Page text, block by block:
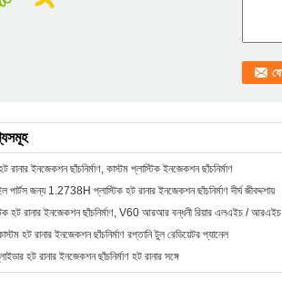
রানার ইনজেকশন ছাঁচনির্মাণ, কাস্টম প্লাস্টিক ইনজেকশন ছাঁচনির্মাণ
পার্টস জন্য 1.2738H প্লাস্টিক হট রানার ইনজেকশন ছাঁচনির্মাণ দীর্ঘ জীবদ্দশায়
হট রানার ইনজেকশন ছাঁচনির্মাণ, V60 আরআর বন্ধনী রিয়ার এলএইচ / আরএইচ
হট রানার ইনজেকশন ছাঁচনির্মাণ রপ্তানি টুল রেডিয়েটর প্যানেল
হট রানার ইনজেকশন ছাঁচনির্মাণ হট রানার সঙ্গে